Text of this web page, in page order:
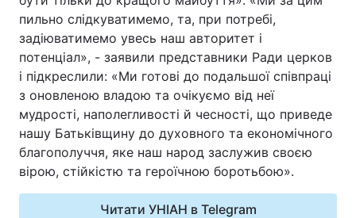
пильно слідкуватимемо, та, при потребі,
задіюватимемо увесь наш авторитет і
потенціал», - заявили представники Ради церков
і підкреслили: «Ми готові до подальшої співпраці
з оновленою владою та очікуємо від неї
мудрості, наполегливості й чесності, що приведе
нашу Батьківщину до духовного та економічного
благополуччя, яке наш народ заслужив своєю
вірою, стійкістю та героїчною боротьбою».
Читати УНІАН в Telegram